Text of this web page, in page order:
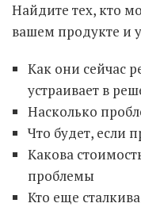
Найдите тех, кто
вашем продукте и
Как они сейчас
устраивает в
Насколько
Что будет, если
Какова
проблемы
Кто еще